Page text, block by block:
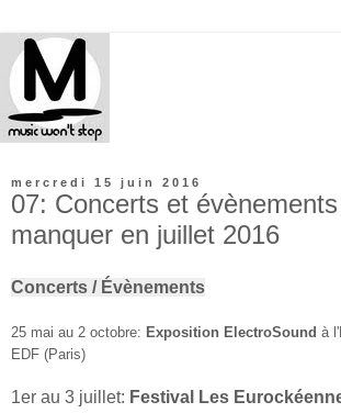
mercredi 15 juin 2016
07: Concerts et
manquer en juillet 2016
Concerts / Évènements
25 mai au 2 octobre: Exposition ElectroSound à
EDF (Paris)
1er au 3 juillet: Festival Les